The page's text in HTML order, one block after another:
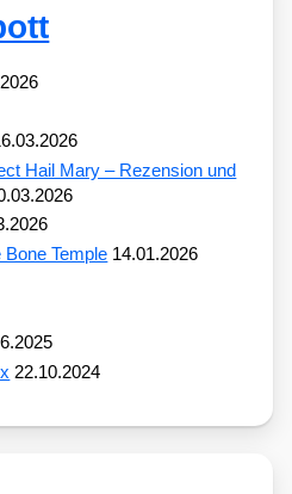
Hail Mary – Rezension und
Bone Temple 14.01.2026
22.10.2024